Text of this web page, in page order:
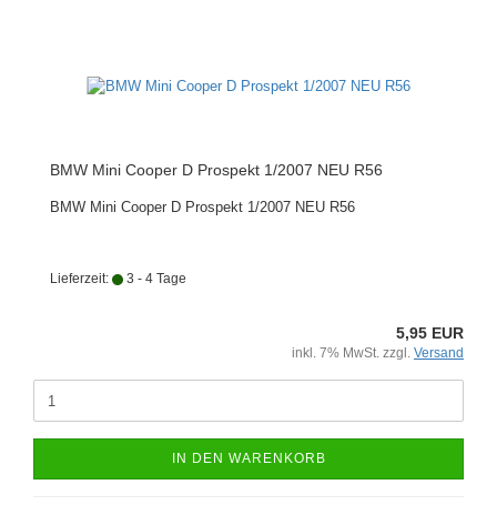
BMW Mini Cooper D Prospekt 1/2007 NEU R56
BMW Mini Cooper D Prospekt 1/2007 NEU R56
Lieferzeit: 3 - 4 Tage
5,95 EUR
inkl. 7% MwSt. zzgl. Versand
IN DEN WARENKORB